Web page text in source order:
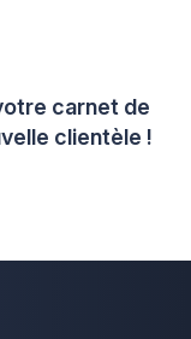
carnet de
clientèle !